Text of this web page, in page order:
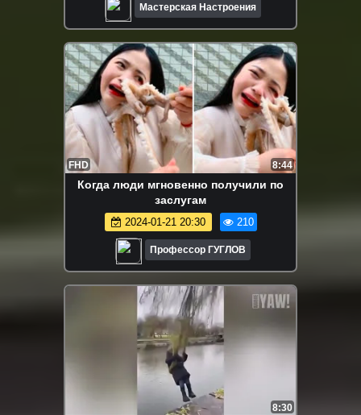
Мастерская Настроения
FHD 8:44
Когда люди мгновенно получили по
заслугам
2024-01-21 20:30 210
Профессор ГУГЛОВ
8:30